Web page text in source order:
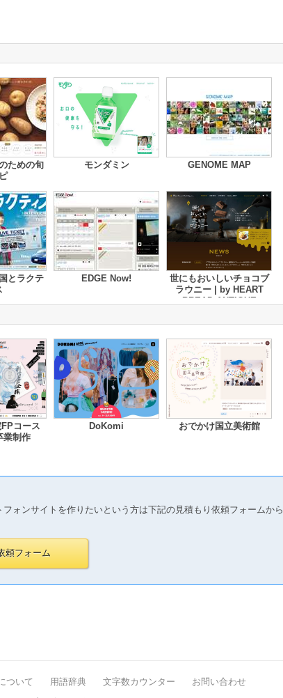
ための旬
モンダミン GENOME MAP
とラクテ
EDGE Now!
世にもおいしいチョコブ
ラウニー | by HEART
BREAD ANTIQUE
コース
業制作
DoKomi おでかけ国立美術館
ォンサイトを作りたいという方は下記の見積もり依頼フォームから
ついて 用語辞典 文字数カウンター
お問い合わせ